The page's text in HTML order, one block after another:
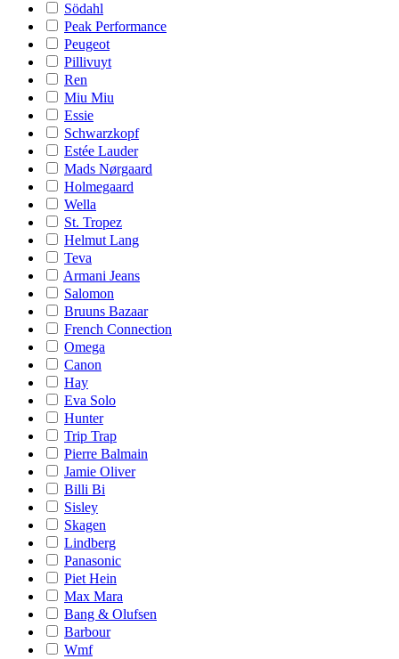
Södahl
Peak Performance
Peugeot
Pillivuyt
Ren
Miu Miu
Essie
Schwarzkopf
Estée Lauder
Mads Nørgaard
Holmegaard
Wella
St. Tropez
Helmut Lang
Teva
Armani Jeans
Salomon
Bruuns Bazaar
French Connection
Omega
Canon
Hay
Eva Solo
Hunter
Trip Trap
Pierre Balmain
Jamie Oliver
Billi Bi
Sisley
Skagen
Lindberg
Panasonic
Piet Hein
Max Mara
Bang & Olufsen
Barbour
Wmf